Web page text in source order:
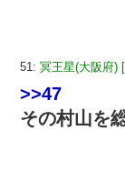
51: 冥王星(大阪府)
>>47
その村山を